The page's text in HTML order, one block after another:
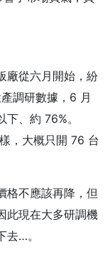
廠從六月開始，紛
調研數據，6 月
、約 76%。
，大概只開 76 台
格不應該再降，但
此現在大多研調機
去…。